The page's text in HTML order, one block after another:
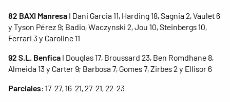
82 BAXI Manresa I Dani Garcia 11, Harding 18, Sagnia 2, Vaulet 6
y Tyson Pérez 9; Badio, Waczynski 2, Jou 10, Steinbergs 10,
Ferrari 3 y Caroline 11
92 S.L. Benfica I Douglas 17, Broussard 23, Ben Romdhane 8,
Almeida 13 y Carter 9; Barbosa 7, Gomes 7, Zirbes 2 y Ellisor 6
Parciales: 17-27, 16-21, 27-21, 22-23